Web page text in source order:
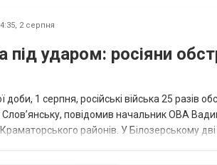
2 серпня
під ударом: росіяни
доби, 1 серпня, російські війська 25 разів
повідомив начальник ОВА
районів. У Білозерському